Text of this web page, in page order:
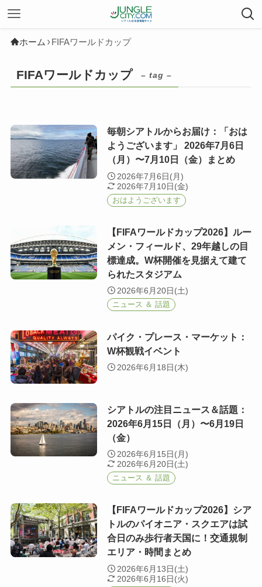
ホーム FIFAワールドカップ
FIFAワールドカップ – tag –
毎朝シアトルからお届け：「おは
ようございます」 2026年7月6日
（月）〜7月10日（金）まとめ
2026年7月6日(月)
2026年7月10日(金)
おはようございます
【FIFAワールドカップ2026】ルー
メン・フィールド、29年越しの目
標達成。W杯開催を見据えて建て
られたスタジアム
2026年6月20日(土)
ニュース ＆ 話題
パイク・プレース・マーケット：
W杯観戦イベント
2026年6月18日(木)
シアトルの注目ニュース＆話題：
2026年6月15日（月）〜6月19日
（金）
2026年6月15日(月)
2026年6月20日(土)
ニュース ＆ 話題
【FIFAワールドカップ2026】シア
トルのパイオニア・スクエアは試
合日のみ歩行者天国に！交通規制
エリア・時間まとめ
2026年6月13日(土)
2026年6月16日(火)